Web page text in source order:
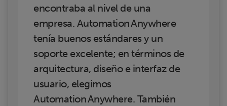
encontraba al nivel de una
empresa. Automation Anywhere
tenía buenos estándares y un
soporte excelente; en términos de
arquitectura, diseño e interfaz de
usuario, elegimos
Automation Anywhere. También